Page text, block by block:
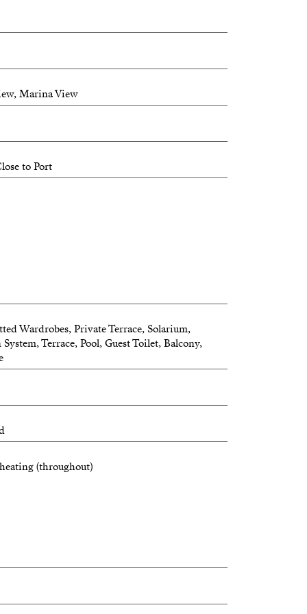
Marina View
to Port
Wardrobes, Private Terrace, Solarium,
Terrace, Pool, Guest Toilet, Balcony,
(throughout)